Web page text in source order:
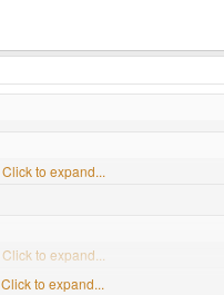
Click to expand...
Click to expand...
Click to expand...